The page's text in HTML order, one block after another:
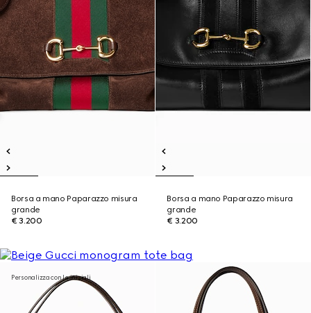
Borsa a mano Paparazzo misura
grande
€ 3.200
Borsa a mano Paparazzo misura
grande
€ 3.200
Personalizza con le iniziali